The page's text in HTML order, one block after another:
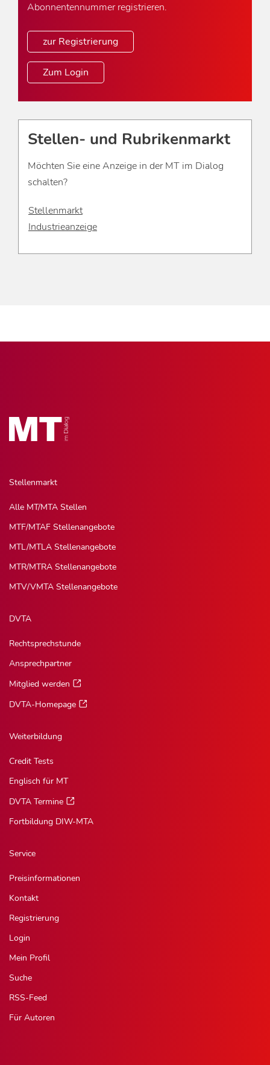
Abonnentennummer registrieren.
zur Registrierung
Zum Login
Stellen- und Rubrikenmarkt
Möchten Sie eine Anzeige in der MT im Dialog
schalten?
Stellenmarkt
Industrieanzeige
Stellenmarkt
Alle MT/MTA Stellen
MTF/MTAF Stellenangebote
MTL/MTLA Stellenangebote
MTR/MTRA Stellenangebote
MTV/VMTA Stellenangebote
DVTA
Rechtsprechstunde
Ansprechpartner
Mitglied werden
DVTA-Homepage
Weiterbildung
Credit Tests
Englisch für MT
DVTA Termine
Fortbildung DIW-MTA
Service
Preisinformationen
Kontakt
Registrierung
Login
Mein Profil
Suche
RSS-Feed
Für Autoren